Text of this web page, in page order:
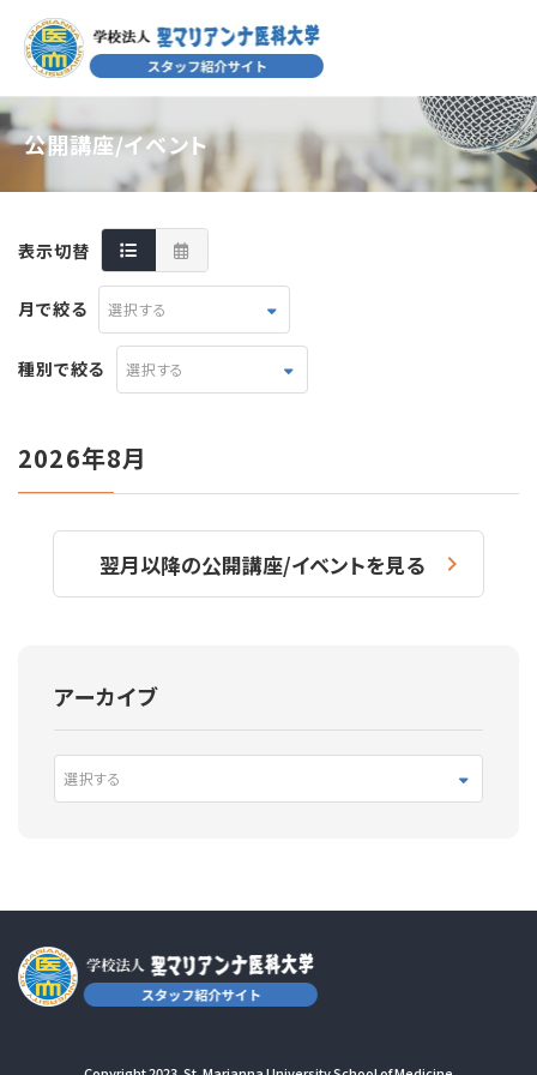
公開講座/イベント
表示切替
月で絞る 選択する
種別で絞る 選択する
2026年8月
翌月以降の公開講座/イベントを見る
アーカイブ
選択する